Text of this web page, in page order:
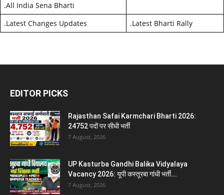
.All India Sena Bharti
.Latest Changes Updates .Latest Bharti Rally
EDITOR PICKS
Rajasthan Safai Karmchari Bharti 2026:
24752 पदों पर सीधी भर्ती
7 August, 2026
UP Kasturba Gandhi Balika Vidyalaya
Vacancy 2026: यूपी कस्तूरबा गांधी भर्ती...
7 August, 2026